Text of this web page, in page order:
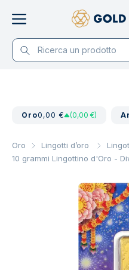
Oro0,00 € (0,00 €)
Oro Lingotti d’oro
10 grammi Lingottino d'Oro -